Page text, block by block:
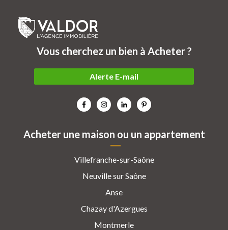
Acheter une maison ou un appartement
Villefranche-sur-Saône
Neuville sur Saône
Anse
Chazay d'Azergues
Montmerle
Vous cherchez un bien à Acheter ?
Alerte E-mail